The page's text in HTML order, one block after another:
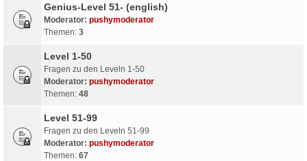
Genius-Level 51- (english)
Moderator: pushymoderator
Themen: 3
Level 1-50
Fragen zu den Leveln 1-50
Moderator: pushymoderator
Themen: 48
Level 51-99
Fragen zu den Leveln 51-99
Moderator: pushymoderator
Themen: 67